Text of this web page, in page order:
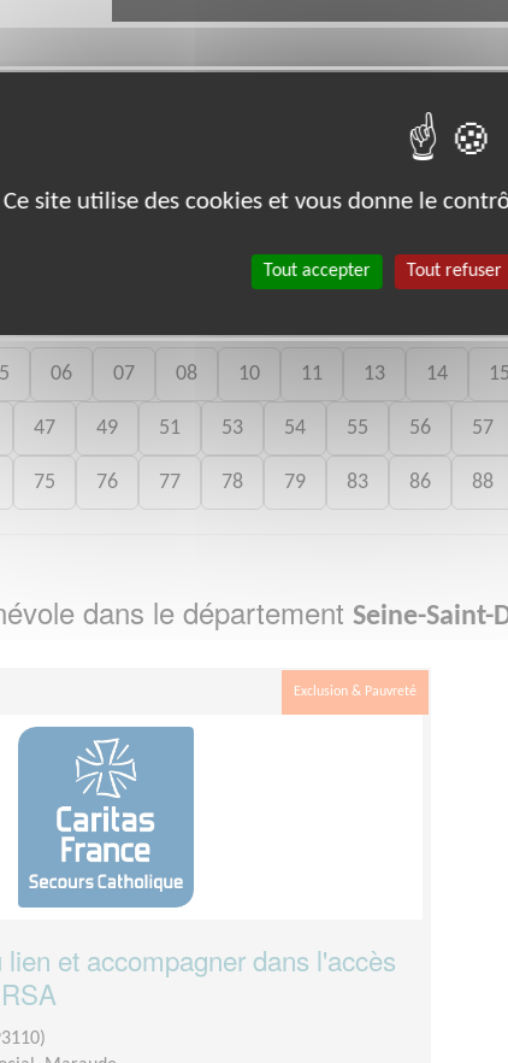
catholique.org/
bénévoles par
06 07 08 10 11 13 14 15
47 49 51 53 54 55 56 57
75 76 77 78 79 83 86 88
dans le département Seine-Saint-
Exclusion & Pauvreté
et accompagner dans l'accès
Ce site utilise des cookies et vous donne le
Tout accepter Tout refuser